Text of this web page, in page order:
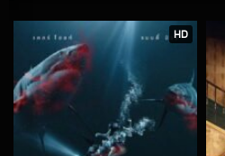
HD